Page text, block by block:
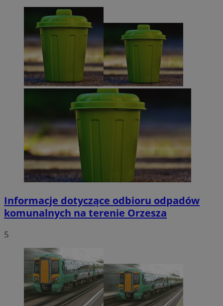
Informacje dotyczące odbioru odpadów
komunalnych na terenie Orzesza
5